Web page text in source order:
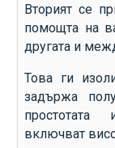
Вторият се
помощта на
другата и
Това ги
задържа
простотата
включват